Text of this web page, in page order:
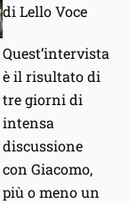
di Lello Voce
Quest’intervista
è il risultato di
tre giorni di
intensa
discussione
con Giacomo,
più o meno un